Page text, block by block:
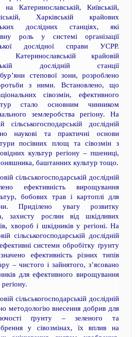
на Катеринославській, Київській,
Харківській крайових
дослідних станціях, які
роль у системі організації
дослідної справи УСРР.
крайовій
дослідній станції
степової зони, розроблено
з ними. Встановлено, що
сівозмін, ефективного
стало основним чинником
землеробства регіону. На
сільськогосподарській дослідній
наукові та практичні основи
посівних площ та сівозмін з
культур регіону – пшениці,
баштанних культур тощо.
сільськогосподарській дослідній
ефективність вирощування
бобових трав і картоплі для
Приділено увагу розвитку
захисту рослин від шкідливих
хвороб і шкідників у регіоні. На
сільськогосподарській дослідній
системи обробітку ґрунту
ефективність різних типів
– чистого і зайнятого, з’ясовано
для ефективного вирощування
сільськогосподарській дослідній
методологію внесення добрив для
ґрунту – зеленого та
у сівозмінах, їх вплив на